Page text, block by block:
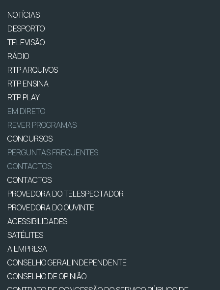
NOTÍCIAS
DESPORTO
TELEVISÃO
RÁDIO
RTP ARQUIVOS
RTP ENSINA
RTP PLAY
EM DIRETO
REVER PROGRAMAS
CONCURSOS
PERGUNTAS FREQUENTES
CONTACTOS
CONTACTOS
PROVEDORA DO TELESPECTADOR
PROVEDORA DO OUVINTE
ACESSIBILIDADES
SATÉLITES
A EMPRESA
CONSELHO GERAL INDEPENDENTE
CONSELHO DE OPINIÃO